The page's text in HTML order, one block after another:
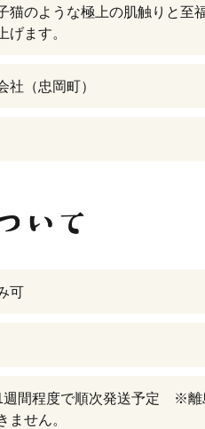
猫のような極上の肌触りと至
げます。
社（忠岡町）
可
週間程度で順次発送予定 ※離
ません。